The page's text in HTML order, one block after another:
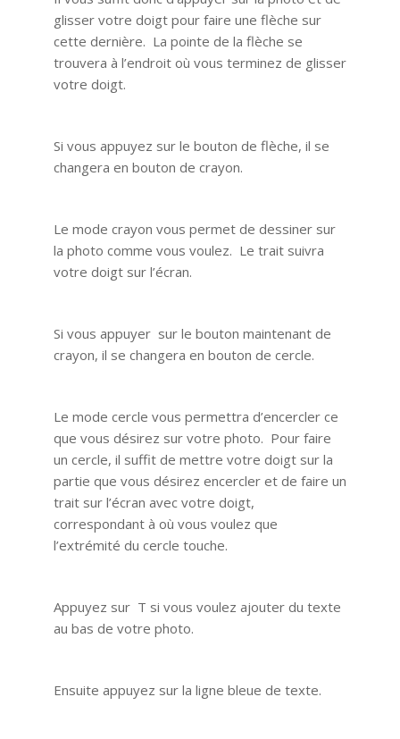
glisser votre doigt pour faire une flèche sur
cette dernière. La pointe de la flèche se
trouvera à l’endroit où vous terminez de glisser
votre doigt.
Si vous appuyez sur le bouton de flèche, il se
changera en bouton de crayon.
Le mode crayon vous permet de dessiner sur
la photo comme vous voulez. Le trait suivra
votre doigt sur l’écran.
Si vous appuyer sur le bouton maintenant de
crayon, il se changera en bouton de cercle.
Le mode cercle vous permettra d’encercler ce
que vous désirez sur votre photo. Pour faire
un cercle, il suffit de mettre votre doigt sur la
partie que vous désirez encercler et de faire un
trait sur l’écran avec votre doigt,
correspondant à où vous voulez que
l’extrémité du cercle touche.
Appuyez sur T si vous voulez ajouter du texte
au bas de votre photo.
Ensuite appuyez sur la ligne bleue de texte.